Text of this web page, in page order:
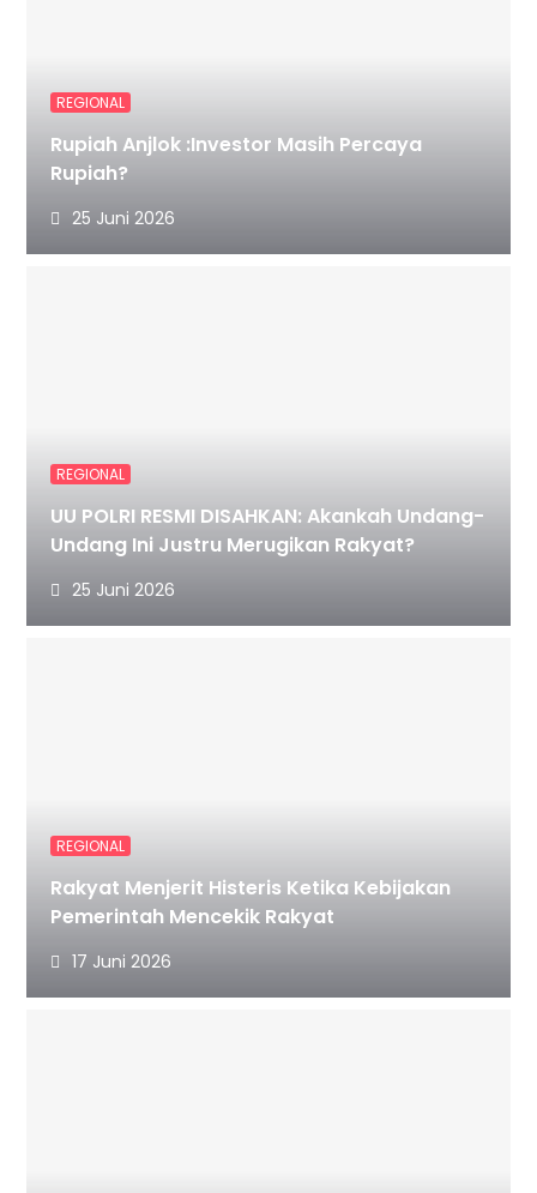
REGIONAL
Rupiah Anjlok :Investor Masih Percaya
Rupiah?
25 Juni 2026
REGIONAL
UU POLRI RESMI DISAHKAN: Akankah Undang-
Undang Ini Justru Merugikan Rakyat?
25 Juni 2026
REGIONAL
Rakyat Menjerit Histeris Ketika Kebijakan
Pemerintah Mencekik Rakyat
17 Juni 2026